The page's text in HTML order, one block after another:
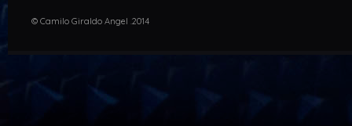
© Camilo Giraldo Angel .2014